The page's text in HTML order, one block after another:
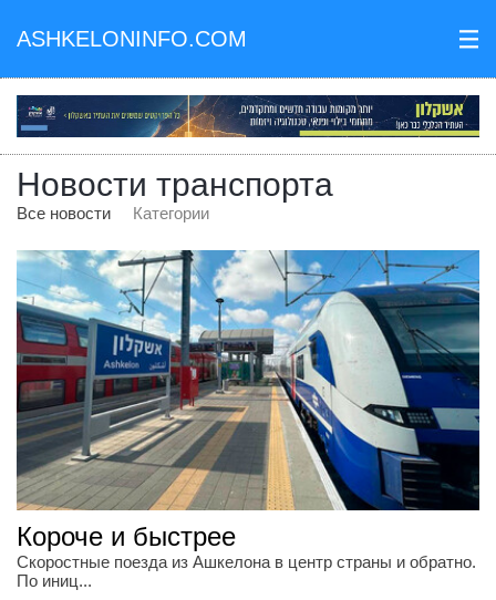
ASHKELONINFO.COM III
Новости транспорта
Все новости Категории
Короче и быстрее
Скоростные поезда из Ашкелона в центр страны и обратно.
По иниц...